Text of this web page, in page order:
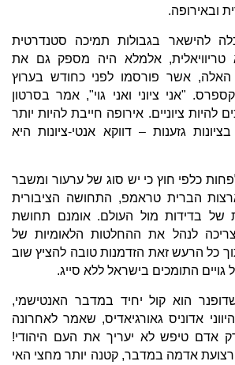
ובאירופה.
להישאר בגבולות תמיכה סטנדרטית
אלמלא היה מספק גם את
אשר פורסמו לפני כחודש בערוץ
"אני ציוני ואני גוי", אמר בסרטון
להיות ציוניים. אירופה חייבת להיות יותר
גזענות – דווקא אנטי-ציונות היא
כלפי חוץ כי יש סוג של ערעור ומשבר
הברית טראמפ, התחושה הציבורית
של בדידות מול העולם. אומנם תחושת
צריכה לנהל את ההחלטות הלאומיות של
כל הרעש זאת הזדמנות טובה להציץ שוב
התומכים בישראל ללא סייג.
הוא קול יחיד במדבר האנטישמי,
אדוניס גאורגיאדיס, שאמר לאחרונה
"רק אדם טיפש לא יעריך את העם היהודי!
אדמה במדבר, קטנה יותר מחצי האי